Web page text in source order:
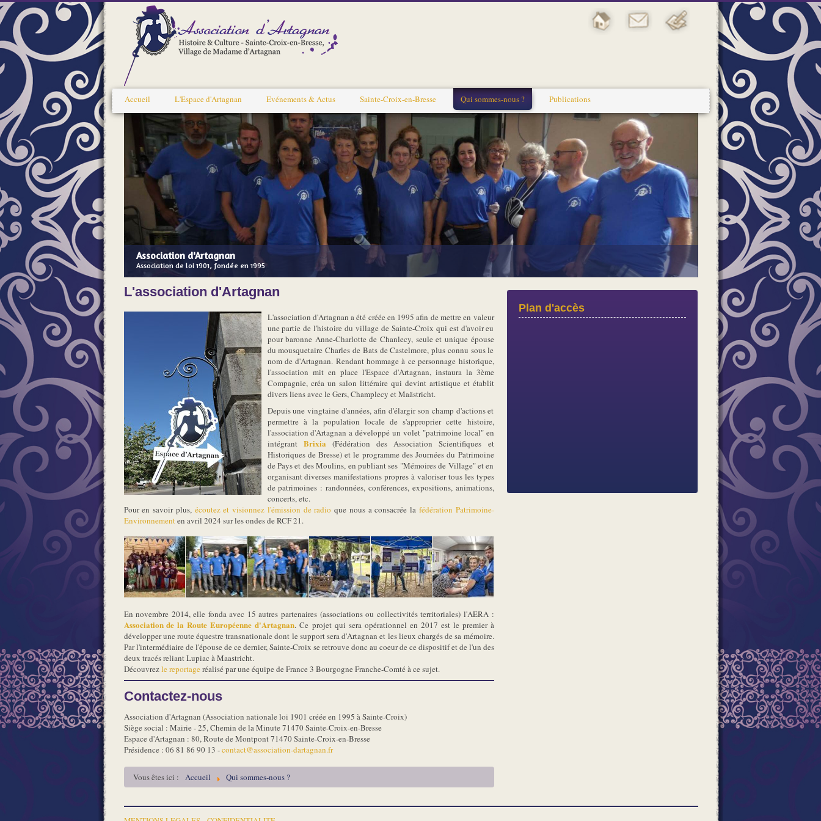
Accueil L'Espace d'Artagnan Evénements & Actus Sainte-Croix-en-Bresse Qui sommes-nous ? Publications
Association d'Artagnan
Association de loi 1901, fondée en 1995
L'association d'Artagnan
L'association d'Artagnan a été créée en 1995 afin de mettre en valeur
une partie de l'histoire du village de Sainte-Croix qui est d'avoir eu
pour baronne Anne-Charlotte de Chanlecy, seule et unique épouse
du mousquetaire Charles de Bats de Castelmore, plus connu sous le
nom de d'Artagnan. Rendant hommage à ce personnage historique,
l'association mit en place l'Espace d'Artagnan, instaura la 3ème
Compagnie, créa un salon littéraire qui devint artistique et établit
divers liens avec le Gers, Champlecy et Maästricht.
Depuis une vingtaine d'années, afin d'élargir son champ d'actions et
permettre à la population locale de s'approprier cette histoire,
l'association d'Artagnan a développé un volet "patrimoine local" en
intégrant Brixia (Fédération des Association Scientifiques et
Historiques de Bresse) et le programme des Journées du Patrimoine
de Pays et des Moulins, en publiant ses "Mémoires de Village" et en
organisant diverses manifestations propres à valoriser tous les types
de patrimoines : randonnées, conférences, expositions, animations,
concerts, etc.
Pour en savoir plus, écoutez et visionnez l'émission de radio que nous a consacrée la fédération Patrimoine-
Environnementen avril 2024 sur les ondes de RCF 21.
En novembre 2014, elle fonda avec 15 autres partenaires (associations ou collectivités territoriales) l'AERA :
Association de la Route Européenne d'Artagnan. Ce projet qui sera opérationnel en 2017 est le premier à
développer une route équestre transnationale dont le support sera d'Artagnan et les lieux chargés de sa mémoire.
Par l'intermédiaire de l'épouse de ce dernier, Sainte-Croix se retrouve donc au coeur de ce dispositif et de l'un des
deux tracés reliant Lupiac à Maastricht.
Découvrezle reportageréalisé par une équipe de France 3 Bourgogne Franche-Comté à ce sujet.
Contactez-nous
Association d'Artagnan (Association nationale loi 1901 créée en 1995 à Sainte-Croix)
Siège social : Mairie - 25, Chemin de la Minute 71470 Sainte-Croix-en-Bresse
Espace d'Artagnan : 80, Route de Montpont 71470 Sainte-Croix-en-Bresse
Présidence : 06 81 86 90 13 -contact@association-dartagnan.fr
Vous êtes ici : Accueil Qui sommes-nous ?
Plan d'accès